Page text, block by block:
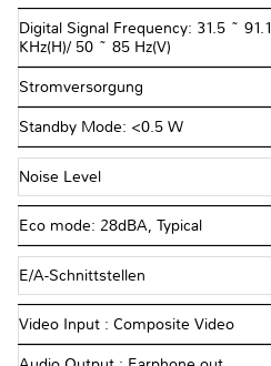
Digital Signal Frequency: 31.5 ~ 91.1
KHz(H)/ 50 ~ 85 Hz(V)
Stromversorgung
Standby Mode: <0.5 W
Noise Level
Eco mode: 28dBA, Typical
E/A-Schnittstellen
Video Input : Composite Video